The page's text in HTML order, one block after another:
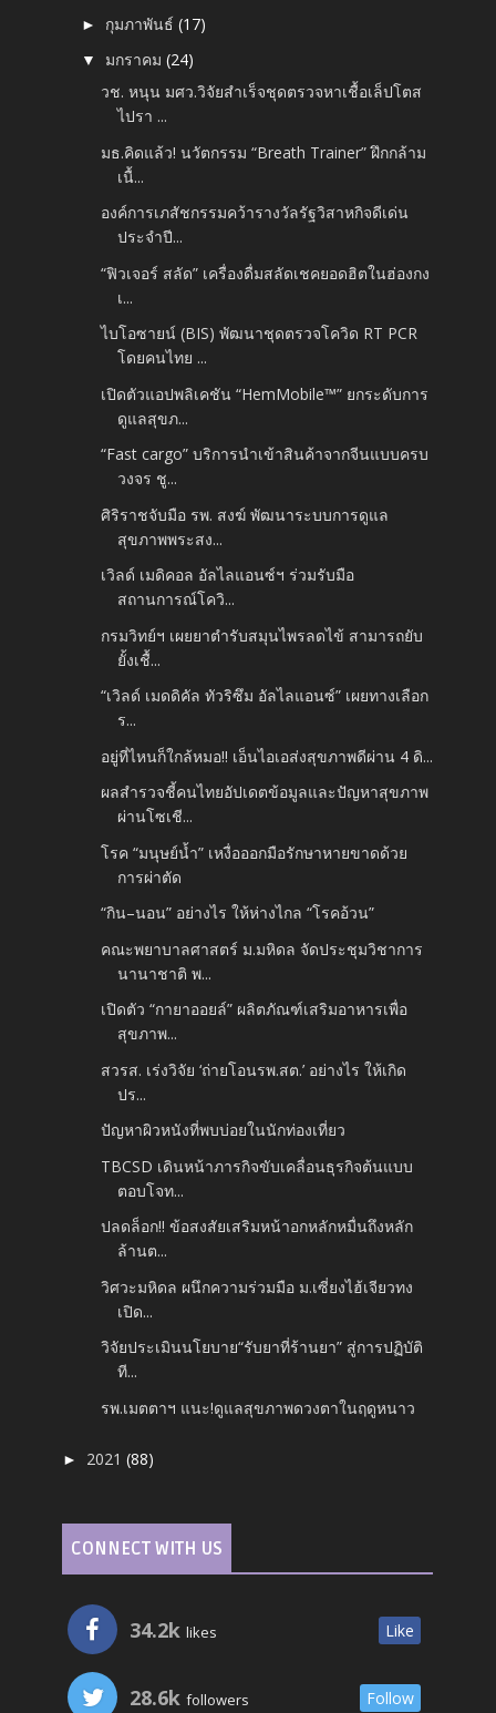
► กุมภาพันธ์(17)
▼ มกราคม(24)
วช. หนุน มศว.วิจัยสำเร็จชุดตรวจหาเชื้อเล็ปโตส
ไปรา ...
มธ.คิดแล้ว! นวัตกรรม “Breath Trainer” ฝึกกล้าม
เนื้...
องค์การเภสัชกรรมคว้ารางวัลรัฐวิสาหกิจดีเด่น
ประจำปี...
“ฟิวเจอร์ สลัด” เครื่องดื่มสลัดเชคยอดฮิตในฮ่องกง
เ...
ไบโอซายน์ (BIS) พัฒนาชุดตรวจโควิด RT PCR
โดยคนไทย ...
เปิดตัวแอปพลิเคชัน “HemMobile™” ยกระดับการ
ดูแลสุขภ...
“Fast cargo” บริการนำเข้าสินค้าจากจีนแบบครบ
วงจร ชู...
ศิริราชจับมือ รพ. สงฆ์ พัฒนาระบบการดูแล
สุขภาพพระสง...
เวิลด์ เมดิคอล อัลไลแอนซ์ฯ ร่วมรับมือ
สถานการณ์โควิ...
กรมวิทย์ฯ เผยยาตำรับสมุนไพรลดไข้ สามารถยับ
ยั้งเชื้...
“เวิลด์ เมดดิคัล ทัวริซึม อัลไลแอนซ์” เผยทางเลือก
ร...
อยู่ที่ไหนก็ใกล้หมอ!! เอ็นไอเอส่งสุขภาพดีผ่าน 4 ดิ...
ผลสำรวจชี้คนไทยอัปเดตข้อมูลและปัญหาสุขภาพ
ผ่านโซเชี...
โรค “มนุษย์น้ำ” เหงื่อออกมือรักษาหายขาดด้วย
การผ่าตัด
“กิน–นอน” อย่างไร ให้ห่างไกล “โรคอ้วน”
คณะพยาบาลศาสตร์ ม.มหิดล จัดประชุมวิชาการ
นานาชาติ พ...
เปิดตัว “กายาออยล์” ผลิตภัณฑ์เสริมอาหารเพื่อ
สุขภาพ...
สวรส. เร่งวิจัย ‘ถ่ายโอนรพ.สต.’ อย่างไร ให้เกิด
ปร...
ปัญหาผิวหนังที่พบบ่อยในนักท่องเที่ยว
TBCSD เดินหน้าภารกิจขับเคลื่อนธุรกิจต้นแบบ
ตอบโจท...
ปลดล็อก!! ข้อสงสัยเสริมหน้าอกหลักหมื่นถึงหลัก
ล้านต...
วิศวะมหิดล ผนึกความร่วมมือ ม.เซี่ยงไฮ้เจียวทง
เปิด...
วิจัยประเมินนโยบาย“รับยาที่ร้านยา” สู่การปฏิบัติ
ที...
รพ.เมตตาฯ แนะ!ดูแลสุขภาพดวงตาในฤดูหนาว
► 2021(88)
CONNECT WITH US
34.2k likes Like
28.6k followers Follow